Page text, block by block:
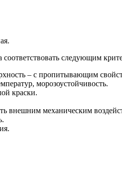
следующим
– с пропитывающим
морозоустойчивость.
краски.
внешним механическим